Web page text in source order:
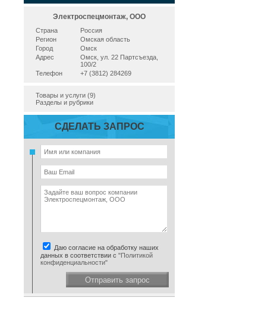
Электроспецмонтаж, ООО
Страна
Россия
Регион
Омская область
Город
Омск
Адрес
Омск, ул. 22 Партсъезда,
100/2
Телефон
+7 (3812) 284269
Товары и услуги (9)
Разделы и рубрики
СДЕЛАТЬ ЗАПРОС
Даю согласие на обработку наших
данных в соответствии с "Политикой
конфиденциальности"
Отправить запрос